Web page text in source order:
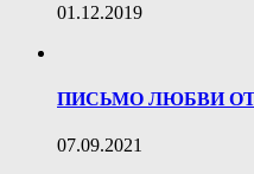
01.12.2019
ПИСЬМО ЛЮБВИ
07.09.2021